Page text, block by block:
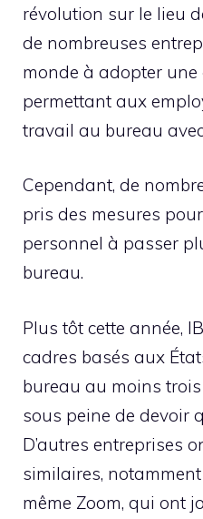
révolution sur le lieu
de nombreuses
monde à adopter
permettant aux
travail au bureau
Cependant, de
pris des mesures
personnel à passer
bureau.
Plus tôt cette année,
cadres basés aux
bureau au moins
sous peine de devoir
D’autres entreprises
similaires,
même Zoom, qui ont